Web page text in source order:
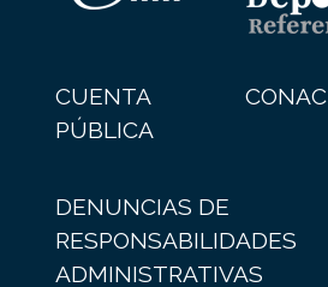
CUENTA
PÚBLICA
CONAC
DENUNCIAS DE
RESPONSABILIDADES
ADMINISTRATIVAS